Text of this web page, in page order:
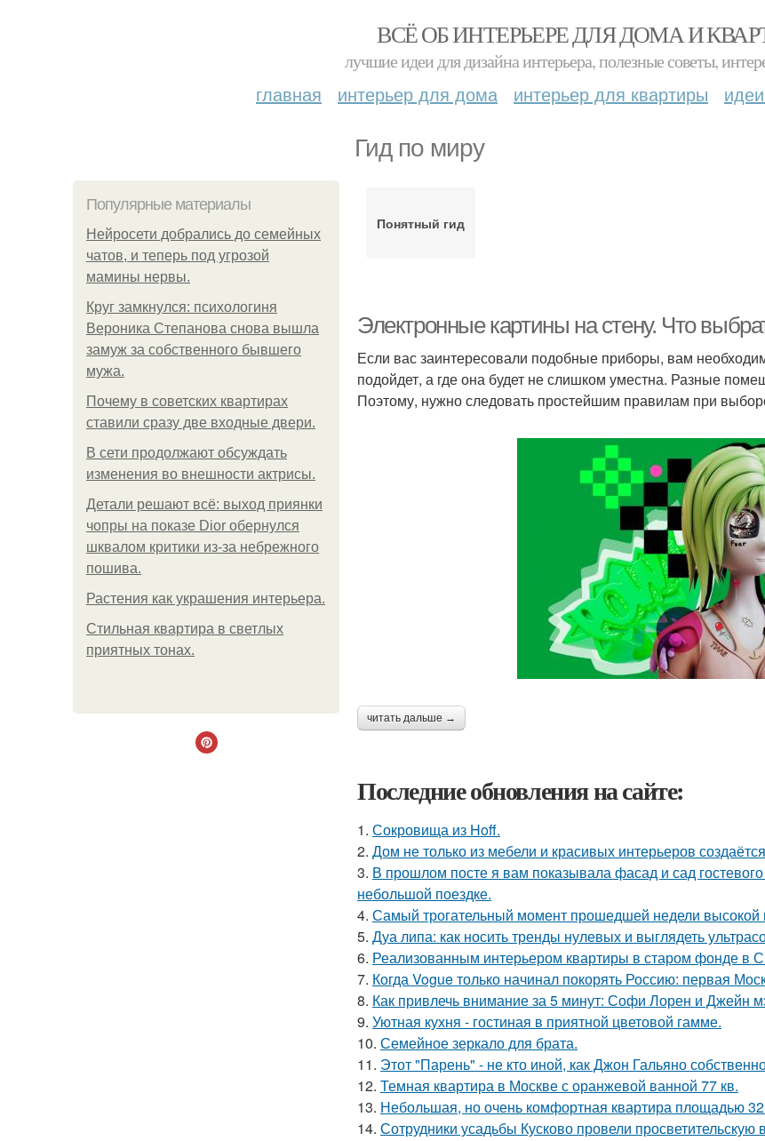
ВСЁ ОБ ИНТЕРЬЕРЕ ДЛЯ ДОМА И
лучшие идеи для дизайна интерьера, полезные советы,
главная интерьер для дома интерьер для квартиры
Гид по миру
Популярные материалы
Нейросети добрались до семейных
чатов, и теперь под угрозой
мамины нервы.
Круг замкнулся: психологиня
Вероника Степанова снова вышла
замуж за собственного бывшего
мужа.
Почему в советских квартирах
ставили сразу две входные двери.
В сети продолжают обсуждать
изменения во внешности актрисы.
Детали решают всё: выход приянки
чопры на показе Dior обернулся
шквалом критики из-за небрежного
пошива.
Растения как украшения интерьера.
Стильная квартира в светлых
приятных тонах.
Понятный гид
Электронные картины на стену. Что
Если вас заинтересовали подобные приборы, вам
подойдет, а где она будет не слишком уместна. Разные
Поэтому, нужно следовать простейшим правилам при
читать дальше →
Последние обновления на сайте:
1. Сокровища из Hoff.
2. Дом не только из мебели и красивых интерьеров
3. В прошлом посте я вам показывала фасад и сад
небольшой поездке.
4. Самый трогательный момент прошедшей недели
5. Дуа липа: как носить тренды нулевых и выглядеть
6. Реализованным интерьером квартиры в старом фонде в
7. Когда Vogue только начинал покорять Россию: первая
8. Как привлечь внимание за 5 минут: Софи Лорен и Джейн
9. Уютная кухня - гостиная в приятной цветовой гамме.
10. Семейное зеркало для брата.
11. Этот "Парень" - не кто иной, как Джон Гальяно
12. Темная квартира в Москве с оранжевой ванной 77 кв.
13. Небольшая, но очень комфортная квартира площадью 32
14. Сотрудники усадьбы Кусково провели просветительскую